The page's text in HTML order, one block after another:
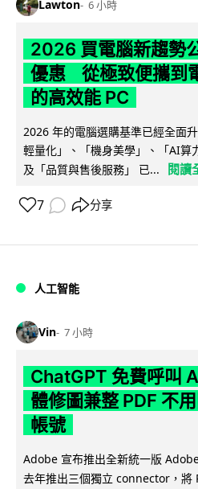
Lawton 6 小時
2026 買電腦新趨勢
優惠 從極致便攜到
的高效能 PC
2026 年的電腦選購基準已經全面
輕量化」、「機身美學」、「AI算
及「品質與售後服務」 已...
閱讀
7 分享
人工智能
Vin 7 小時
ChatGPT 免費呼叫
體修圖兼整 PDF 不
帳號
Adobe 宣布推出全新統一版
去年推出三個獨立 connector，將